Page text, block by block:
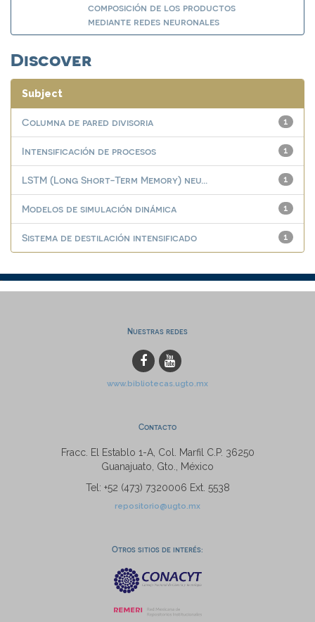
composición de los productos
mediante redes neuronales
Discover
Subject
1
Columna de pared divisoria
1
Intensificación de procesos
1
LSTM (Long Short-Term Memory) neu...
1
Modelos de simulación dinámica
1
Sistema de destilación intensificado
Nuestras redes
www.bibliotecas.ugto.mx
Contacto
Fracc. El Establo 1-A, Col. Marfil C.P. 36250
Guanajuato, Gto., México
Tel: +52 (473) 7320006 Ext. 5538
repositorio@ugto.mx
Otros sitios de interés: